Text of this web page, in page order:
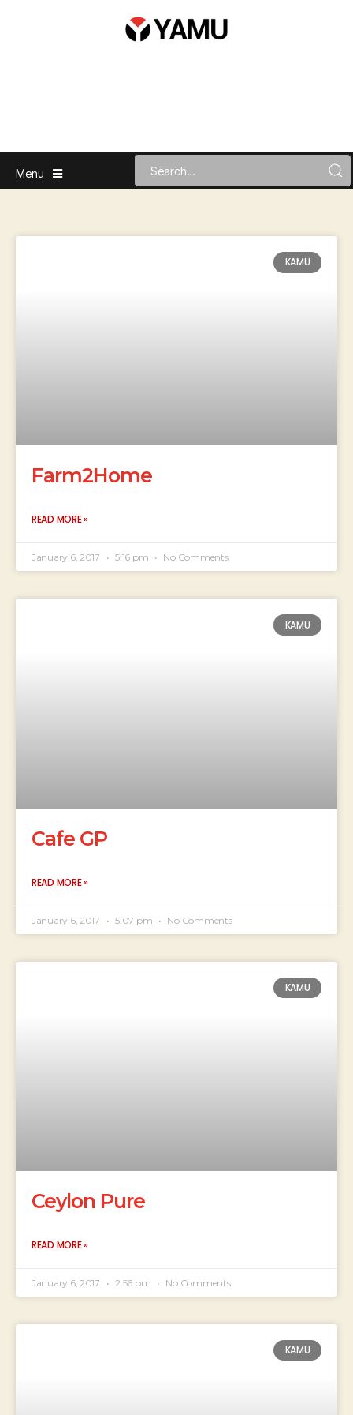
Menu
KAMU
Farm2Home
READ MORE »
January 6, 2017 5:16 pm No Comments
KAMU
Cafe GP
READ MORE »
January 6, 2017 5:07 pm No Comments
KAMU
Ceylon Pure
READ MORE »
January 6, 2017 2:56 pm No Comments
KAMU